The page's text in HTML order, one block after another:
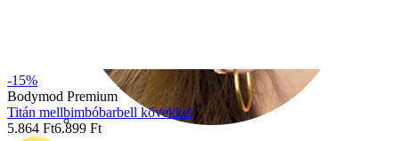
-15%
Bodymod Premium
Titán mellbimbóbarbell kövekkel
5.864 Ft6.899 Ft